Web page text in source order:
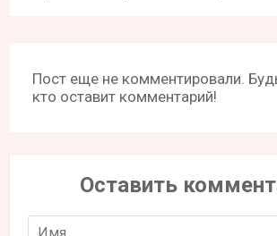
Пост еще не комментировали.
кто оставит комментарий!
Оставить